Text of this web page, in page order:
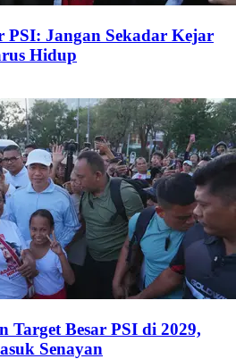
PSI: Jangan Sekadar Kejar
Hidup
Target Besar PSI di 2029,
Senayan